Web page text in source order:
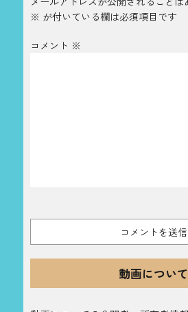
※ が付いている欄は必須項目です
コメント ※
動画について